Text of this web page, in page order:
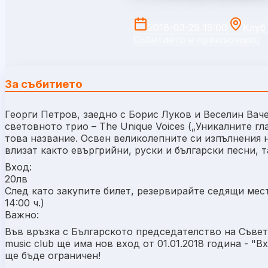
За събитието
Георги Петров, заедно с Борис Луков и Веселин
световното трио – The Unique Voices („Уникалните
това название. Освен великолепните си
влизат както евъргрийни, руски и български
Вход:
20лв
След като закупите билет, резервирайте седящи
14:00 ч.)
Важно:
Във връзка с Българското председателство на
music club ще има нов вход от 01.01.2018 година -
ще бъде ограничен!